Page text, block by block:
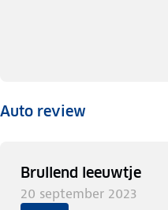
Auto review
Brullend leeuwtje
20 september 2023